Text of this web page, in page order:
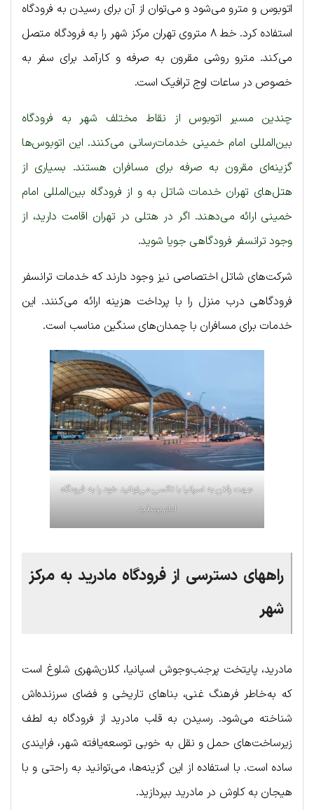
اتوبوس و مترو می‌شود و می‌توان از آن برای رسیدن به فرودگاه
استفاده کرد. خط ۸ متروی تهران مرکز شهر را به فرودگاه متصل
می‌کند. مترو روشی مقرون به صرفه و کارآمد برای سفر به
خصوص در ساعات اوج ترافیک است.
چندین مسیر اتوبوس از نقاط مختلف شهر به فرودگاه
بین‌المللی امام خمینی خدمات‌رسانی می‌کنند. این اتوبوس‌ها
گزینه‌ای مقرون به صرفه برای مسافران هستند. بسیاری از
هتل‌های تهران خدمات شاتل به و از فرودگاه بین‌المللی امام
خمینی ارائه می‌دهند. اگر در هتلی در تهران اقامت دارید، از
وجود ترانسفر فرودگاهی جویا شوید.
شرکت‌های شاتل اختصاصی نیز وجود دارند که خدمات ترانسفر
فرودگاهی درب منزل را با پرداخت هزینه ارائه می‌کنند. این
خدمات برای مسافران با چمدان‌های سنگین مناسب است.
جهت رفتن به اسپانیا با تاکسی می‌توانید خود را به فرودگاه
امام برسانید
راههای دسترسی از فرودگاه مادرید به مرکز
شهر
مادرید، پایتخت پرجنب‌وجوش اسپانیا، کلان‌شهری شلوغ است
که به‌خاطر فرهنگ غنی، بناهای تاریخی و فضای سرزنده‌اش
شناخته می‌شود. رسیدن به قلب مادرید از فرودگاه به لطف
زیرساخت‌های حمل و نقل به خوبی توسعه‌یافته شهر، فرایندی
ساده است. با استفاده از این گزینه‌ها، می‌توانید به راحتی و با
هیجان به کاوش در مادرید بپردازید.